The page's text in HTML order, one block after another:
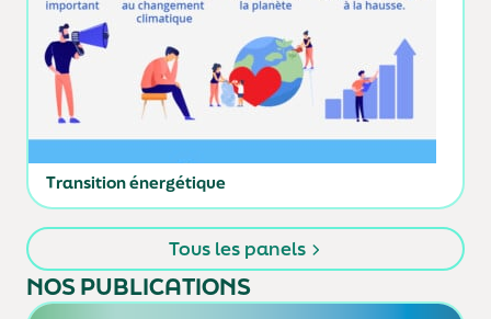
Transition énergétique
Tous les panels
NOS PUBLICATIONS